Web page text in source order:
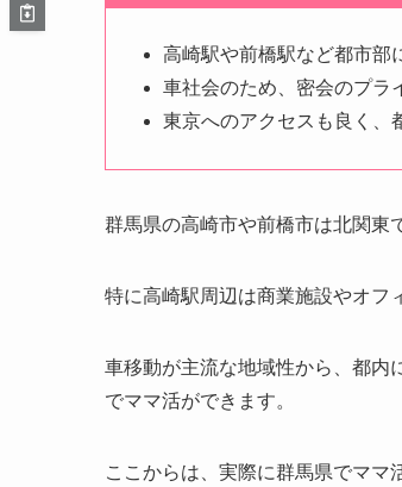
高崎駅や前橋駅など都市部
車社会のため、密会のプラ
東京へのアクセスも良く、
群馬県の高崎市や前橋市は北関東
特に高崎駅周辺は商業施設やオフ
車移動が主流な地域性から、都内
でママ活ができます。
ここからは、実際に群馬県でママ